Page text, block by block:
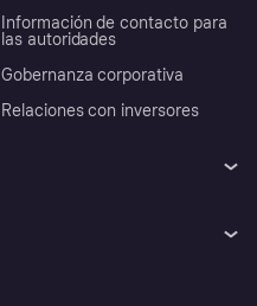
Información de contacto para
las autoridades
Gobernanza corporativa
Relaciones con inversores